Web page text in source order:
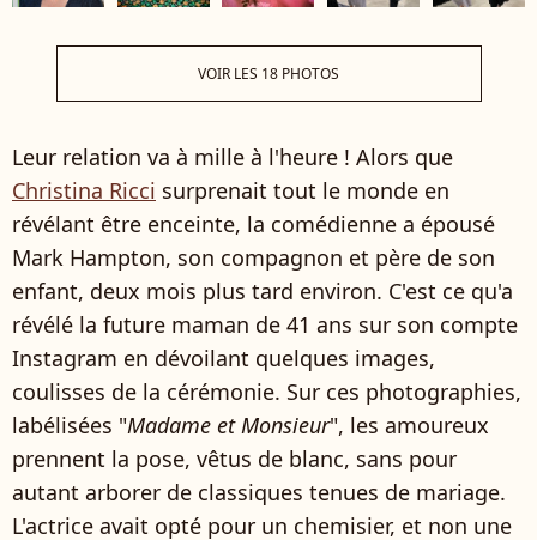
VOIR LES 18 PHOTOS
Leur relation va à mille à l'heure ! Alors que
Christina Ricci surprenait tout le monde en
révélant être enceinte, la comédienne a épousé
Mark Hampton, son compagnon et père de son
enfant, deux mois plus tard environ. C'est ce qu'a
révélé la future maman de 41 ans sur son compte
Instagram en dévoilant quelques images,
coulisses de la cérémonie. Sur ces photographies,
labélisées "Madame et Monsieur", les amoureux
prennent la pose, vêtus de blanc, sans pour
autant arborer de classiques tenues de mariage.
L'actrice avait opté pour un chemisier, et non une